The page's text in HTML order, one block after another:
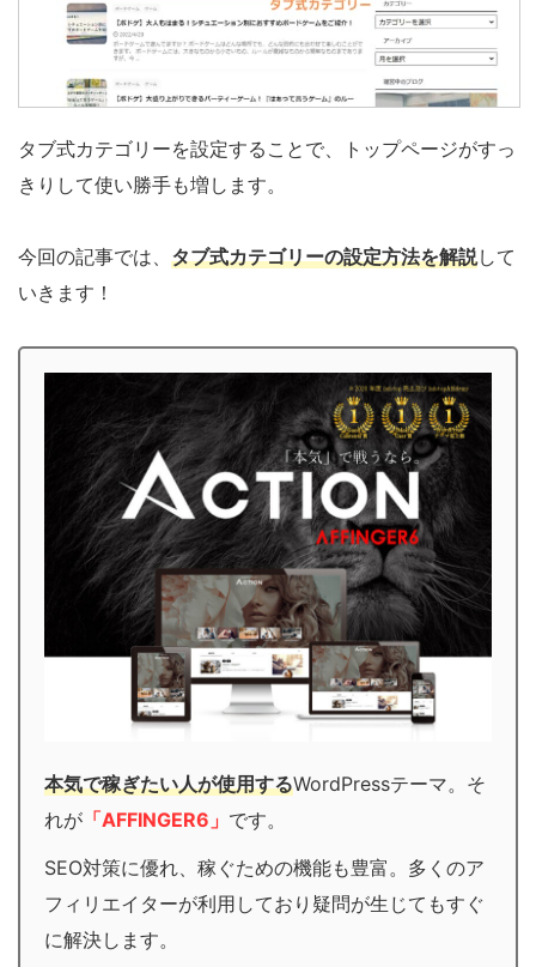
タブ式カテゴリーを設定することで、トップページがすっ
きりして使い勝手も増します。
今回の記事では、 タブ式カテゴリーの設定方法を解説して
いきます！
本気で稼ぎたい人が使用するWordPressテーマ。そ
れが 「AFFINGER6」 です。
SEO対策に優れ、稼ぐための機能も豊富。多くのア
フィリエイターが利用しており疑問が生じてもすぐ
に解決します。